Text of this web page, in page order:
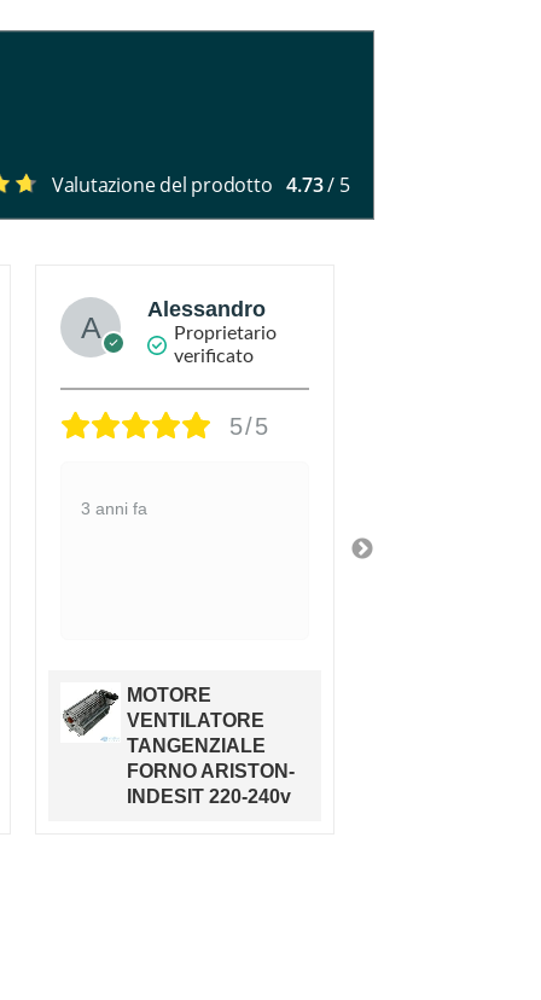
Valutazione del prodotto 4.73/ 5
Alessandro
Proprietario
verificato
5/5
3 anni fa
MOTORE
VENTILATORE
TANGENZIALE
FORNO ARISTON-
INDESIT 220-240v